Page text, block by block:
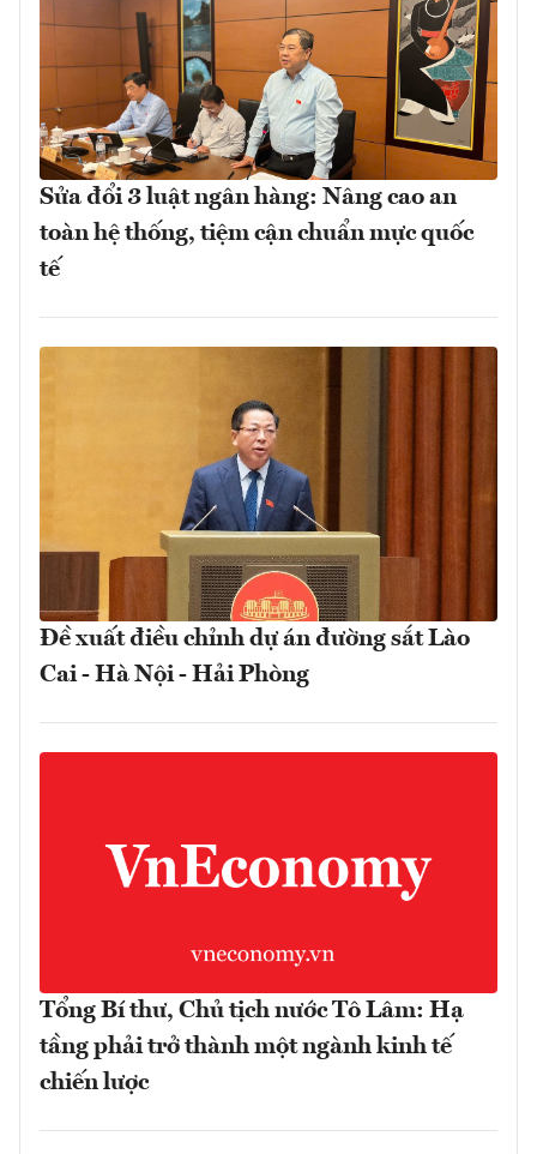
Sửa đổi 3 luật ngân hàng: Nâng cao an
toàn hệ thống, tiệm cận chuẩn mực quốc
tế
Đề xuất điều chỉnh dự án đường sắt Lào
Cai - Hà Nội - Hải Phòng
Tổng Bí thư, Chủ tịch nước Tô Lâm: Hạ
tầng phải trở thành một ngành kinh tế
chiến lược